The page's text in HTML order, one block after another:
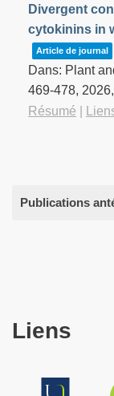
Divergent
cytokinins in
Article de journal
Dans: Plant
469-478, 2026,
Résumé
Publications
Delavault,
Dans:Plant
Liens